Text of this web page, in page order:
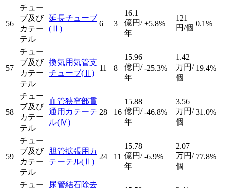
56
チュー
ブ及び
カテー
テル
延長チューブ
(Ⅱ)
6 3
16.1
億円/
年
+5.8%
121
円/個 0.1%
57
チュー
ブ及び
カテー
テル
換気用気管支
チューブ(Ⅱ)
11 8
15.96
億円/
年
-25.3%
1.42
万円/
個
19.4%
58
チュー
ブ及び
カテー
テル
血管狭窄部貫
通用カテーテ
ル(Ⅳ)
28 16
15.88
億円/
年
-46.8%
3.56
万円/
個
31.0%
59
チュー
ブ及び
カテー
テル
胆管拡張用カ
テーテル(Ⅱ)
24 11
15.78
億円/
年
-6.9%
2.07
万円/
個
77.8%
チュー 尿管結石除去